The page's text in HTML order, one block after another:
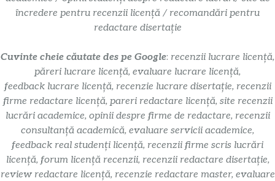
încredere pentru recenzii licență / recomandări pentru
redactare disertație
Cuvinte cheie căutate des pe Google: recenzii lucrare licență,
păreri lucrare licență, evaluare lucrare licență,
feedback lucrare licență, recenzie lucrare disertație, recenzii
firme redactare licență, pareri redactare licență, site recenzii
lucrări academice, opinii despre firme de redactare, recenzii
consultanță academică, evaluare servicii academice,
feedback real studenți licență, recenzii firme scris lucrări
licență, forum licență recenzii, recenzii redactare disertație,
review redactare licență, recenzie redactare master, evaluare